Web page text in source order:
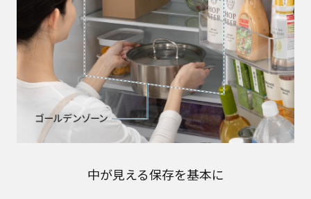
中が見える保存を基本に